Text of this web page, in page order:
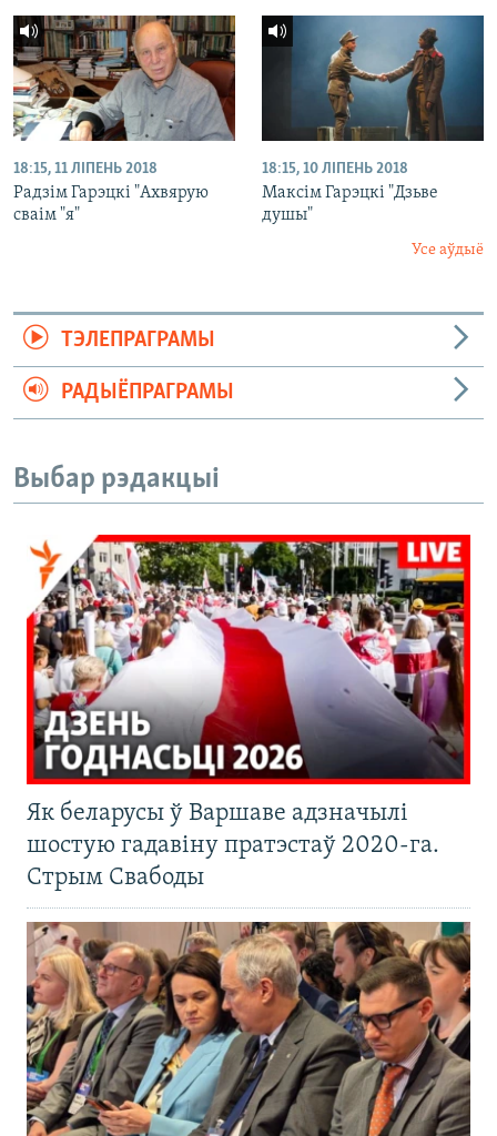
18:15, 11 ЛІПЕНЬ 2018
Радзім Гарэцкі "Ахвярую
сваім "я"
18:15, 10 ЛІПЕНЬ 2018
Максім Гарэцкі "Дзьве
душы"
Усе аўдыё
ТЭЛЕПРАГРАМЫ
РАДЫЁПРАГРАМЫ
Выбар рэдакцыі
Як беларусы ў Варшаве адзначылі
шостую гадавіну пратэстаў 2020-га.
Стрым Свабоды